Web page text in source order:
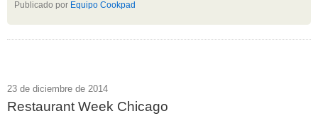
Publicado por Equipo Cookpad
23 de diciembre de 2014
Restaurant Week Chicago